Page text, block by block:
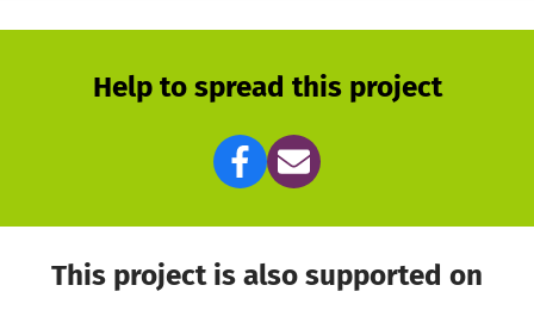
Help to spread this project
This project is also supported on